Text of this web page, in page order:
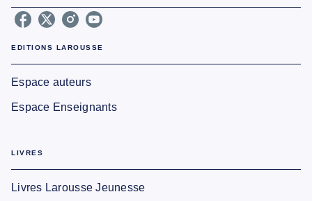
EDITIONS LAROUSSE
Espace auteurs
Espace Enseignants
LIVRES
Livres Larousse Jeunesse